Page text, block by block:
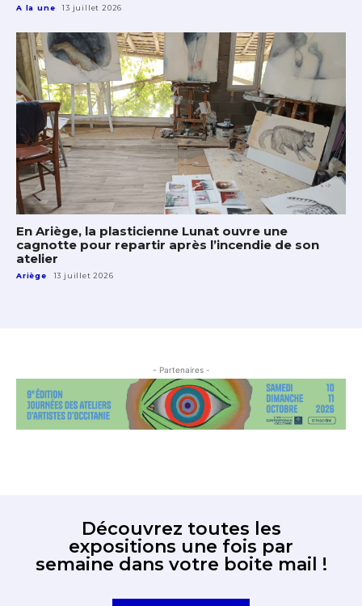
A la une 13 juillet 2026
En Ariège, la plasticienne Lunat ouvre une
cagnotte pour repartir après l’incendie de son
atelier
Ariège 13 juillet 2026
- Partenaires -
Découvrez toutes les
expositions une fois par
semaine dans votre boite mail !